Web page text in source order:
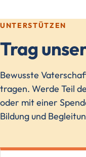
UNTERSTÜTZEN
Trag
Bewusste
tragen. Werde Teil
oder mit einer
Bildung und